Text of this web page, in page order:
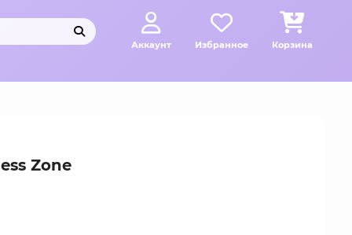
Аккаунт Избранное Корзина
Zone